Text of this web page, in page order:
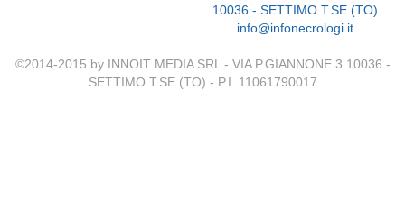
10036 - SETTIMO T.SE (TO)
info@infonecrologi.it
©2014-2015 by INNOIT MEDIA SRL - VIA P.GIANNONE 3 10036 -
SETTIMO T.SE (TO) - P.I. 11061790017